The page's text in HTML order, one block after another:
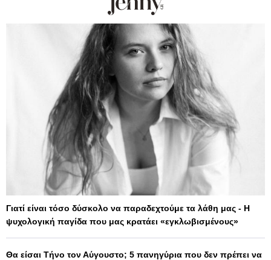
Γιατί είναι τόσο δύσκολο να παραδεχτούμε τα λάθη μας - Η
ψυχολογική παγίδα που μας κρατάει «εγκλωβισμένους»
Θα είσαι Τήνο τον Αύγουστο; 5 πανηγύρια που δεν πρέπει να